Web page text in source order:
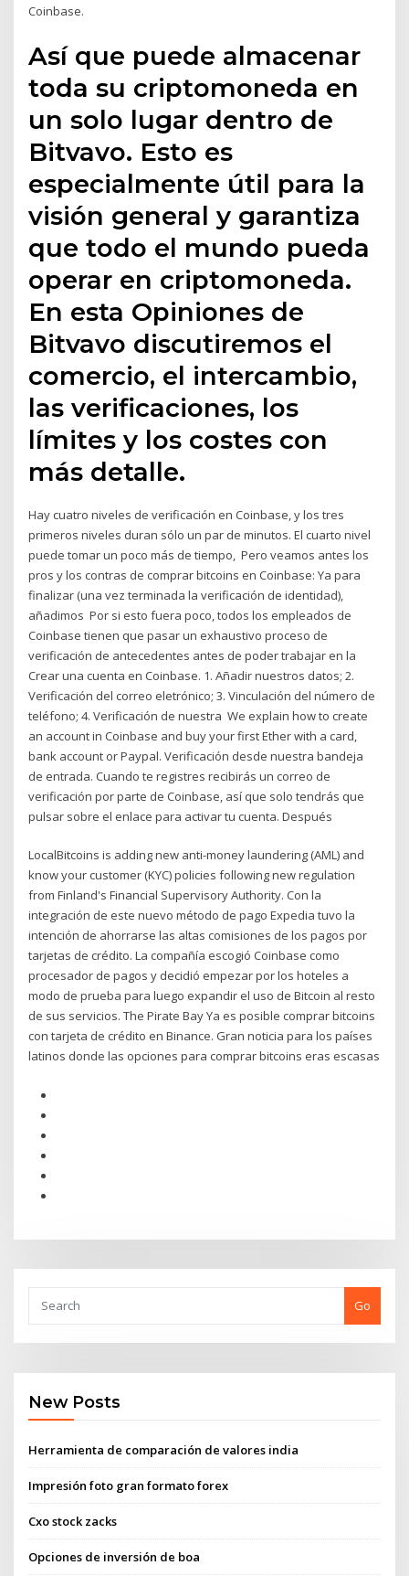
Coinbase.
Así que puede almacenar
toda su criptomoneda en
un solo lugar dentro de
Bitvavo. Esto es
especialmente útil para la
visión general y garantiza
que todo el mundo pueda
operar en criptomoneda.
En esta Opiniones de
Bitvavo discutiremos el
comercio, el intercambio,
las verificaciones, los
límites y los costes con
más detalle.
Hay cuatro niveles de verificación en Coinbase, y los tres
primeros niveles duran sólo un par de minutos. El cuarto nivel
puede tomar un poco más de tiempo, Pero veamos antes los
pros y los contras de comprar bitcoins en Coinbase: Ya para
finalizar (una vez terminada la verificación de identidad),
añadimos Por si esto fuera poco, todos los empleados de
Coinbase tienen que pasar un exhaustivo proceso de
verificación de antecedentes antes de poder trabajar en la
Crear una cuenta en Coinbase. 1. Añadir nuestros datos; 2.
Verificación del correo eletrónico; 3. Vinculación del número de
teléfono; 4. Verificación de nuestra We explain how to create
an account in Coinbase and buy your first Ether with a card,
bank account or Paypal. Verificación desde nuestra bandeja
de entrada. Cuando te registres recibirás un correo de
verificación por parte de Coinbase, así que solo tendrás que
pulsar sobre el enlace para activar tu cuenta. Después
LocalBitcoins is adding new anti-money laundering (AML) and
know your customer (KYC) policies following new regulation
from Finland's Financial Supervisory Authority. Con la
integración de este nuevo método de pago Expedia tuvo la
intención de ahorrarse las altas comisiones de los pagos por
tarjetas de crédito. La compañía escogió Coinbase como
procesador de pagos y decidió empezar por los hoteles a
modo de prueba para luego expandir el uso de Bitcoin al resto
de sus servicios. The Pirate Bay Ya es posible comprar bitcoins
con tarjeta de crédito en Binance. Gran noticia para los países
latinos donde las opciones para comprar bitcoins eras escasas
Go
New Posts
Herramienta de comparación de valores india
Impresión foto gran formato forex
Cxo stock zacks
Opciones de inversión de boa